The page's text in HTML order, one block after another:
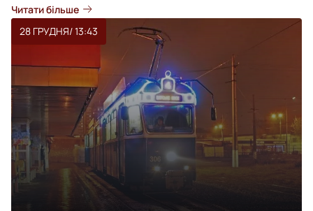
Читати більше
28 ГРУДНЯ/ 13:43